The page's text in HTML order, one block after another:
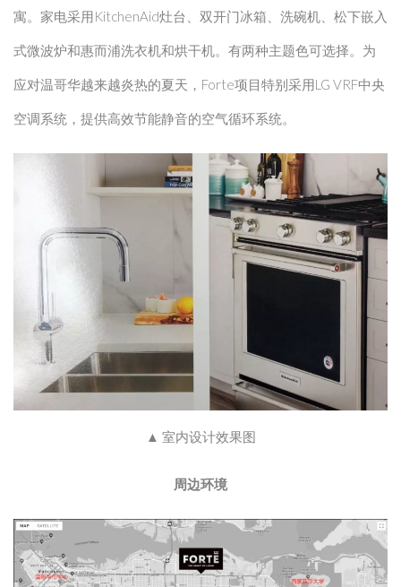
寓。家电采用KitchenAid灶台、双开门冰箱、洗碗机、松下嵌入
式微波炉和惠而浦洗衣机和烘干机。有两种主题色可选择。为
应对温哥华越来越炎热的夏天，Forte项目特别采用LG VRF中央
空调系统，提供高效节能静音的空气循环系统。
▲ 室内设计效果图
周边环境